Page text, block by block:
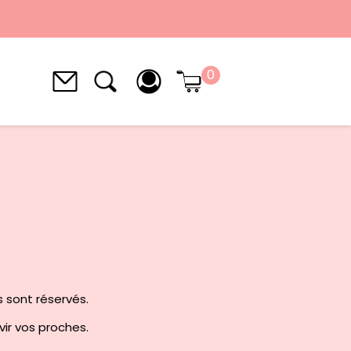
0
sont réservés.
vos proches.